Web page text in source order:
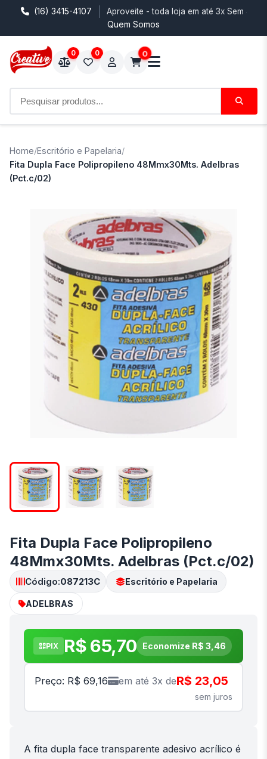
(16) 3415-4107 Aproveite - toda loja em até 3x Sem
Quem Somos
0 0 0
Home/Escritório e Papelaria/
Fita Dupla Face Polipropileno 48Mmx30Mts. Adelbras
(Pct.c/02)
Fita Dupla Face Polipropileno
48Mmx30Mts. Adelbras (Pct.c/02)
Código:087213C Escritório e Papelaria
ADELBRAS
PIX R$ 65,70 Economize R$ 3,46
Preço: R$ 69,16 em até 3x deR$ 23,05
sem juros
A fita dupla face transparente adesivo acrílico é